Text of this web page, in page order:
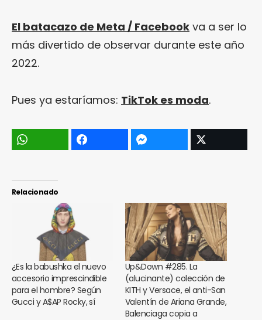
El batacazo de Meta / Facebook va a ser lo
más divertido de observar durante este año
2022.
Pues ya estaríamos: TikTok es moda.
Relacionado
¿Es la babushka el nuevo
accesorio imprescindible
para el hombre? Según
Gucci y A$AP Rocky, sí
Up&Down #285. La
(alucinante) colección de
KITH y Versace, el anti-San
Valentín de Ariana Grande,
Balenciaga copia a